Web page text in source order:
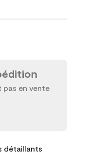
pas en vente
détaillants